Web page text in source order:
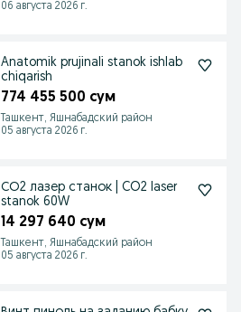
06 августа 2026 г.
Anatomik prujinali stanok ishlab
chiqarish
774 455 500 сум
Ташкент, Яшнабадский район
05 августа 2026 г.
СО2 лазер станок | CO2 laser
stanok 60W
14 297 640 сум
Ташкент, Яшнабадский район
05 августа 2026 г.